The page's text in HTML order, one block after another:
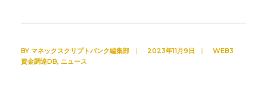
BY マネックスクリプトバンク編集部 | 2023年11月9日 |
WEB3
資金調達DB, ニュース